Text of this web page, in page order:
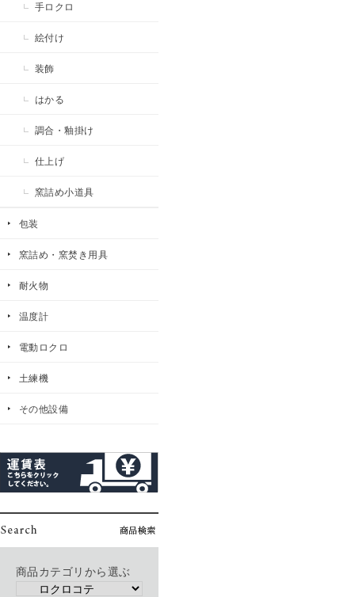
手ロクロ
絵付け
装飾
はかる
調合・釉掛け
仕上げ
窯詰め小道具
包装
窯詰め・窯焚き用具
耐火物
温度計
電動ロクロ
土練機
その他設備
商品カテゴリから選ぶ